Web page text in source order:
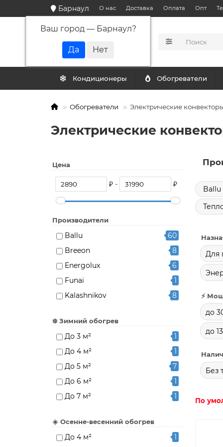
Барнаул
Ваш город — Барнаул?
О нас Доставка Оплата Опт
Кондиционеры Обогреватели
Обогреватели Электрические
Электрические
Цена
₽ - ₽
Производители
Ballu
60
Breeon
8
Energolux
6
Funai
1
Kalashnikov
8
Nobo
Zilon
3
Делсот
13
Теплофон
10
❄️ Зимний обогрев
До 3 м²
1
До 4 м²
1
До 5 м²
7
До 6 м²
1
До 7 м²
1
До 13 м²
До 15 м²
21
☀️ Осенне-весенний обогрев
До 4 м²
1
Ballu
Для
⚡
до
до
Без
По